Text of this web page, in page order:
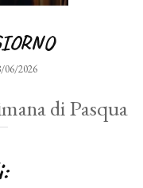
06/2026
di Pasqua